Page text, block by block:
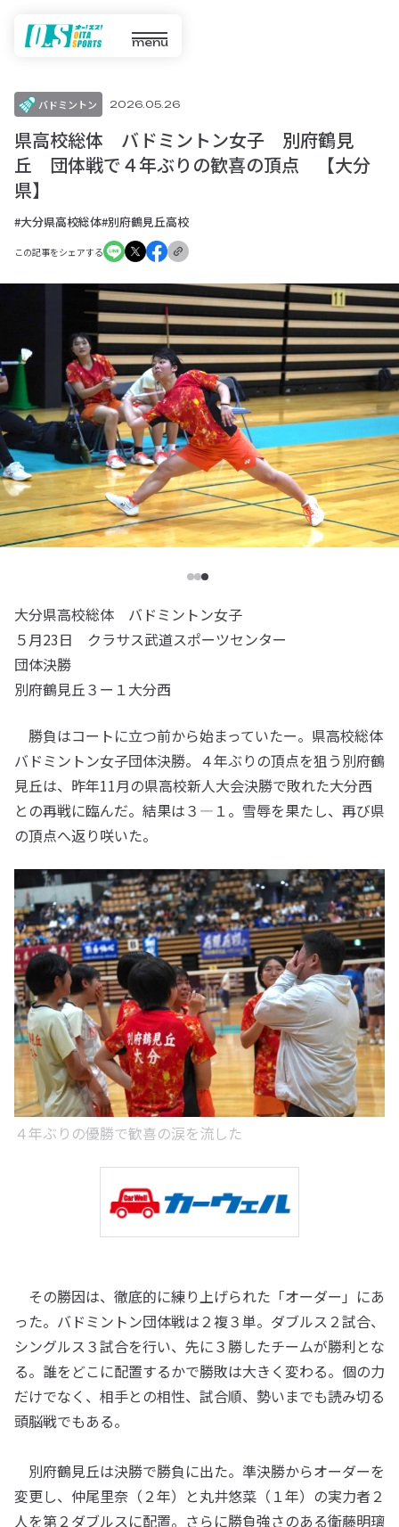
menu
バドミントン 2026.05.26
県高校総体 バドミントン女子 別府鶴見
丘 団体戦で４年ぶりの歓喜の頂点 【大分
県】
#大分県高校総体#別府鶴見丘高校
この記事をシェアする
大分県高校総体 バドミントン女子
５月23日 クラサス武道スポーツセンター
団体決勝
別府鶴見丘３ー１大分西
勝負はコートに立つ前から始まっていたー。県高校総体
バドミントン女子団体決勝。４年ぶりの頂点を狙う別府鶴
見丘は、昨年11月の県高校新人大会決勝で敗れた大分西
との再戦に臨んだ。結果は３―１。雪辱を果たし、再び県
の頂点へ返り咲いた。
４年ぶりの優勝で歓喜の涙を流した
その勝因は、徹底的に練り上げられた「オーダー」にあ
った。バドミントン団体戦は２複３単。ダブルス２試合、
シングルス３試合を行い、先に３勝したチームが勝利とな
る。誰をどこに配置するかで勝敗は大きく変わる。個の力
だけでなく、相手との相性、試合順、勢いまでも読み切る
頭脳戦でもある。
別府鶴見丘は決勝で勝負に出た。準決勝からオーダーを
変更し、仲尾里奈（２年）と丸井悠菜（１年）の実力者２
人を第２ダブルスに配置。さらに勝負強さのある衛藤明璃